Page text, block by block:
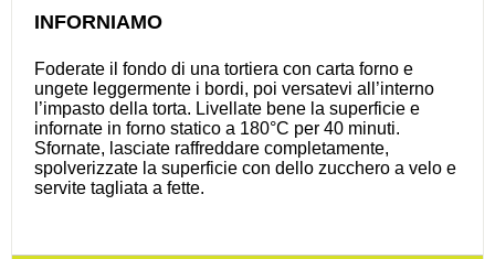
INFORNIAMO
Foderate il fondo di una tortiera con carta forno e
ungete leggermente i bordi, poi versatevi all’interno
l’impasto della torta. Livellate bene la superficie e
infornate in forno statico a 180°C per 40 minuti.
Sfornate, lasciate raffreddare completamente,
spolverizzate la superficie con dello zucchero a velo e
servite tagliata a fette.